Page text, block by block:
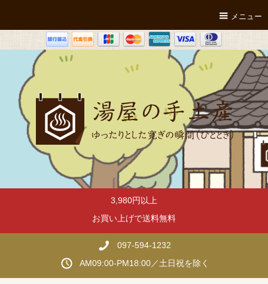
メニュー
3,980円以上
お買い上げで送料無料
097-594-1232
AM09:00-PM18:00／土日祝を除く